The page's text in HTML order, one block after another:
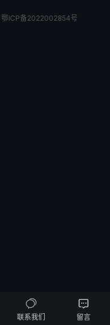
鄂ICP备2022002854号

联系我们

留言